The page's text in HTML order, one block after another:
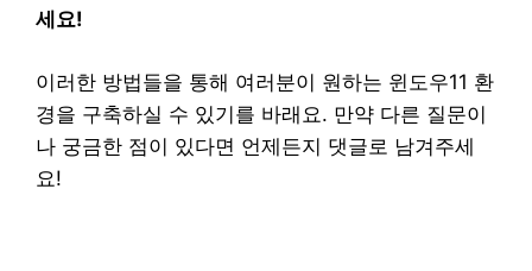
세요!
이러한 방법들을 통해 여러분이 원하는 윈도우11 환
경을 구축하실 수 있기를 바래요. 만약 다른 질문이
나 궁금한 점이 있다면 언제든지 댓글로 남겨주세
요!